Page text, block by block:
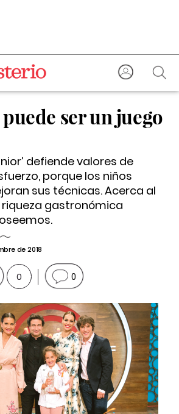
ser un juego
defiende valores de
porque los niños
sus técnicas. Acerca al
gastronómica
de 2018
0 0